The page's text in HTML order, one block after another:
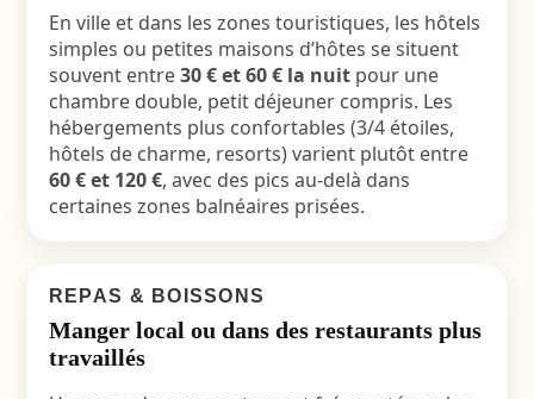
En ville et dans les zones touristiques, les hôtels
simples ou petites maisons d’hôtes se situent
souvent entre30 € et 60 € la nuitpour une
chambre double, petit déjeuner compris. Les
hébergements plus confortables (3/4 étoiles,
hôtels de charme, resorts) varient plutôt entre
60 € et 120 €, avec des pics au-delà dans
certaines zones balnéaires prisées.
REPAS & BOISSONS
Manger local ou dans des restaurants plus
travaillés